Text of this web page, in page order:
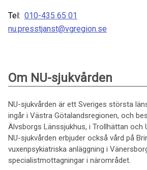
Tel: 010-435 65 01
nu.presstjanst@vgregion.se
Om NU-sjukvården
NU-sjukvården är ett Sveriges största
ingår i Västra Götalandsregionen, och
Älvsborgs Länssjukhus, i Trollhättan och
NU-sjukvården erbjuder också vård på
vuxenpsykiatriska anläggning i
specialistmottagningar i närområdet.